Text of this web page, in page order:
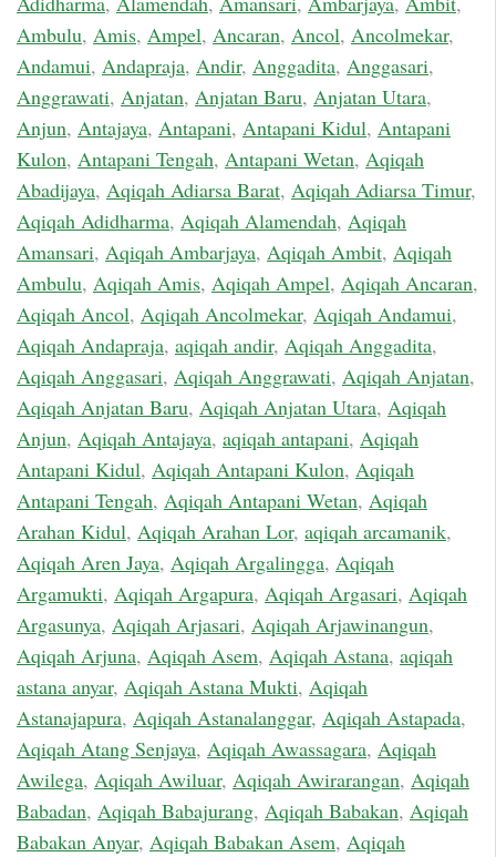
Ambulu, Amis, Ampel, Ancaran, Ancol, Ancolmekar,
Andamui, Andapraja, Andir, Anggadita, Anggasari,
Anggrawati, Anjatan, Anjatan Baru, Anjatan Utara,
Anjun, Antajaya, Antapani, Antapani Kidul, Antapani
Kulon, Antapani Tengah, Antapani Wetan, Aqiqah
Abadijaya, Aqiqah Adiarsa Barat, Aqiqah Adiarsa Timur,
Aqiqah Adidharma, Aqiqah Alamendah, Aqiqah
Amansari, Aqiqah Ambarjaya, Aqiqah Ambit, Aqiqah
Ambulu, Aqiqah Amis, Aqiqah Ampel, Aqiqah Ancaran,
Aqiqah Ancol, Aqiqah Ancolmekar, Aqiqah Andamui,
Aqiqah Andapraja, aqiqah andir, Aqiqah Anggadita,
Aqiqah Anggasari, Aqiqah Anggrawati, Aqiqah Anjatan,
Aqiqah Anjatan Baru, Aqiqah Anjatan Utara, Aqiqah
Anjun, Aqiqah Antajaya, aqiqah antapani, Aqiqah
Antapani Kidul, Aqiqah Antapani Kulon, Aqiqah
Antapani Tengah, Aqiqah Antapani Wetan, Aqiqah
Arahan Kidul, Aqiqah Arahan Lor, aqiqah arcamanik,
Aqiqah Aren Jaya, Aqiqah Argalingga, Aqiqah
Argamukti, Aqiqah Argapura, Aqiqah Argasari, Aqiqah
Argasunya, Aqiqah Arjasari, Aqiqah Arjawinangun,
Aqiqah Arjuna, Aqiqah Asem, Aqiqah Astana, aqiqah
astana anyar, Aqiqah Astana Mukti, Aqiqah
Astanajapura, Aqiqah Astanalanggar, Aqiqah Astapada,
Aqiqah Atang Senjaya, Aqiqah Awassagara, Aqiqah
Awilega, Aqiqah Awiluar, Aqiqah Awirarangan, Aqiqah
Babadan, Aqiqah Babajurang, Aqiqah Babakan, Aqiqah
Babakan Anyar, Aqiqah Babakan Asem, Aqiqah